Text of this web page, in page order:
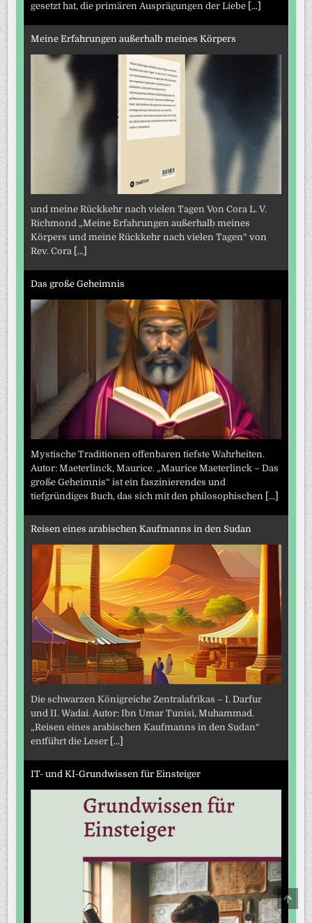
gesetzt hat, die primären Ausprägungen der Liebe [...]
Meine Erfahrungen außerhalb meines Körpers
und meine Rückkehr nach vielen Tagen Von Cora L. V.
Richmond „Meine Erfahrungen außerhalb meines
Körpers und meine Rückkehr nach vielen Tagen“ von
Rev. Cora [...]
Das große Geheimnis
Mystische Traditionen offenbaren tiefste Wahrheiten.
Autor: Maeterlinck, Maurice. „Maurice Maeterlinck – Das
große Geheimnis“ ist ein faszinierendes und
tiefgründiges Buch, das sich mit den philosophischen [...]
Reisen eines arabischen Kaufmanns in den Sudan
Die schwarzen Königreiche Zentralafrikas – I. Darfur
und II. Wadai. Autor: Ibn Umar Tunisi, Muhammad.
„Reisen eines arabischen Kaufmanns in den Sudan“
entführt die Leser [...]
IT- und KI-Grundwissen für Einsteiger
TO
TOP